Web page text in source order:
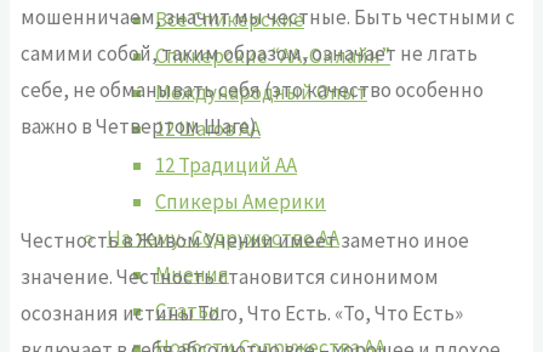
Все Спикерские
Спикерские “АА-Онлайн”
Международный Опыт
12 Шагов АА
12 Традиций АА
Спикеры Америки
На тему- Содружество АА
Мнения
Статьи
мошенничаем, значит мы честные. Быть честными с
самими собой, таким образом, означает не лгать
себе, не обманывать себя (это качество особенно
важно в Четвертом Шаге).
Честность в Живом Учении имеет заметно иное
значение. Честность становится синонимом
осознания истины Того, Что Есть. «То, Что Есть»